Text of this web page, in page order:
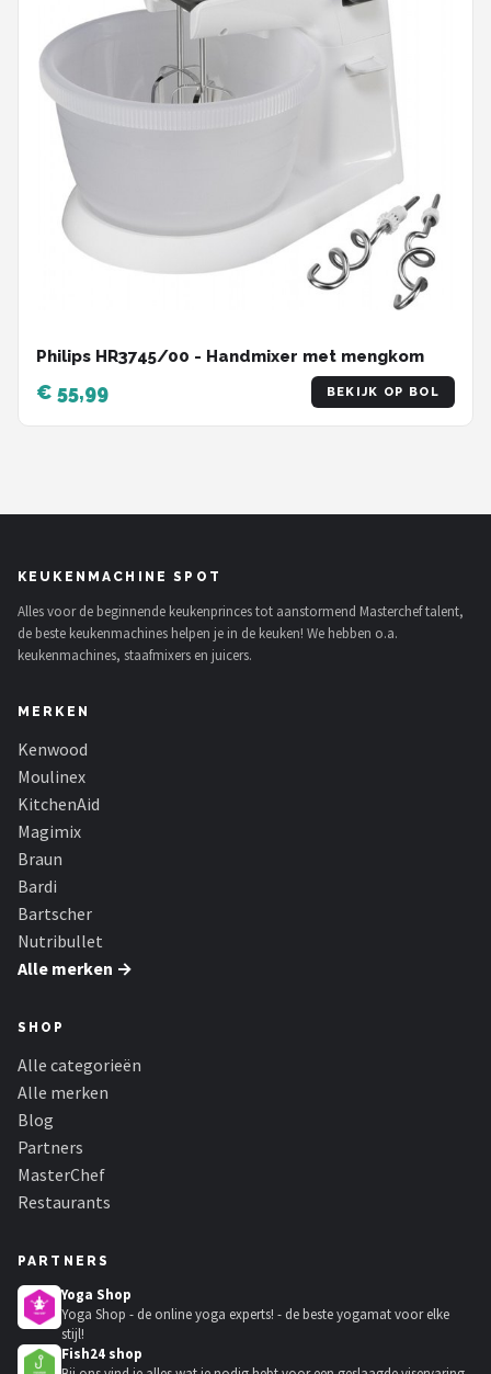
Philips HR3745/00 - Handmixer met mengkom
€ 55,99 BEKIJK OP BOL
KEUKENMACHINE SPOT
Alles voor de beginnende keukenprinces tot aanstormend Masterchef talent,
de beste keukenmachines helpen je in de keuken! We hebben o.a.
keukenmachines, staafmixers en juicers.
MERKEN
Kenwood
Moulinex
KitchenAid
Magimix
Braun
Bardi
Bartscher
Nutribullet
Alle merken →
SHOP
Alle categorieën
Alle merken
Blog
Partners
MasterChef
Restaurants
PARTNERS
Yoga Shop
Yoga Shop - de online yoga experts! - de beste yogamat voor elke
stijl!
Fish24 shop